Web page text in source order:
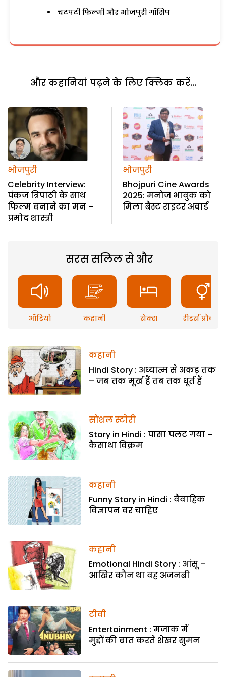
चटपटी फिल्मी और भोजपुरी गॉसिप
और कहानियां पढ़ने के लिए क्लिक करें...
भोजपुरी
Celebrity Interview:
पंकज त्रिपाठी के साथ
फिल्म बनाने का मन –
प्रमोद शास्त्री
भोजपुरी
Bhojpuri Cine Awards
2025: मनोज भावुक को
मिला बैस्ट राइटर अवार्ड
सरस सलिल से और
ऑडियो कहानी सेक्स रीडर्स प्रौब्लम
कहानी
Hindi Story : अध्यात्म से अकड़ तक
– जब तक मूर्ख हैं तब तक धूर्त हैं
सोशल स्टोरी
Story in Hindi : पासा पलट गया –
कैसाथा विक्रम
कहानी
Funny Story in Hindi : वैवाहिक
विज्ञापन वर चाहिए
कहानी
Emotional Hindi Story : आंसू –
आखिर कौन था वह अजनबी
टीवी
Entertainment : मजाक में
मुद्दों की बात करते शेखर सुमन